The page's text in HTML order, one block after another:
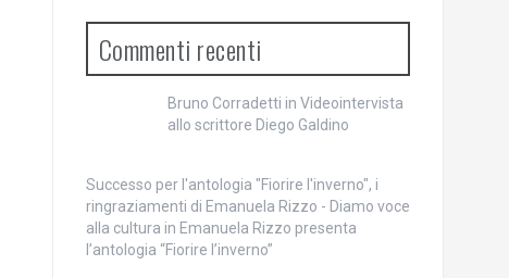
Commenti recenti
Bruno Corradetti in Videointervista
allo scrittore Diego Galdino
Successo per l'antologia "Fiorire l'inverno", i
ringraziamenti di Emanuela Rizzo - Diamo voce
alla cultura in Emanuela Rizzo presenta
l’antologia “Fiorire l’inverno”